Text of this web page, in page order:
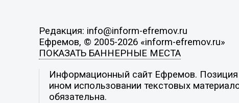
Редакция: info@inform-efremov.ru
Ефремов, © 2005-2026 «inform-efremov.ru»
ПОКАЗАТЬ БАННЕРНЫЕ МЕСТА
Информационный сайт Ефремов. Позиция
ином использовании текстовых
обязательна.